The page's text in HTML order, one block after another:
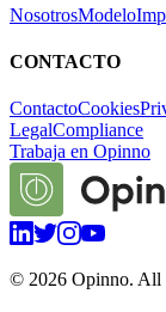
NosotrosModelo
CONTACTO
ContactoCookies
LegalCompliance
Trabaja en Opinno
© 2026 Opinno. All